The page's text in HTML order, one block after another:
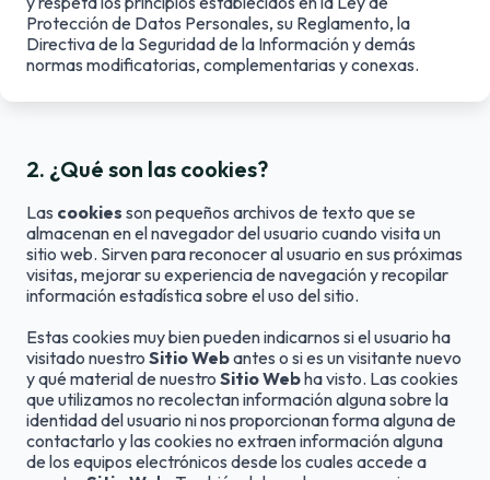
Protección de Datos Personales, su Reglamento, la
Directiva de la Seguridad de la Información y demás
normas modificatorias, complementarias y conexas.
2. ¿Qué son las cookies?
Las cookies son pequeños archivos de texto que se
almacenan en el navegador del usuario cuando visita un
sitio web. Sirven para reconocer al usuario en sus próximas
visitas, mejorar su experiencia de navegación y recopilar
información estadística sobre el uso del sitio.
Estas cookies muy bien pueden indicarnos si el usuario ha
visitado nuestro Sitio Webantes o si es un visitante nuevo
y qué material de nuestro Sitio Webha visto. Las cookies
que utilizamos no recolectan información alguna sobre la
identidad del usuario ni nos proporcionan forma alguna de
contactarlo y las cookies no extraen información alguna
de los equipos electrónicos desde los cuales accede a